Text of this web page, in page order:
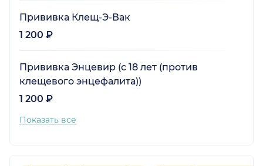
Прививка Клещ-Э-Вак
1 200 ₽
Прививка Энцевир (с 18 лет (против
клещевого энцефалита))
1 200 ₽
Показать все